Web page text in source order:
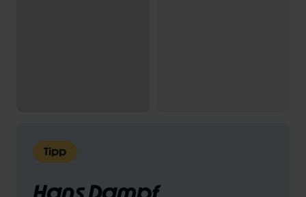
Tipp